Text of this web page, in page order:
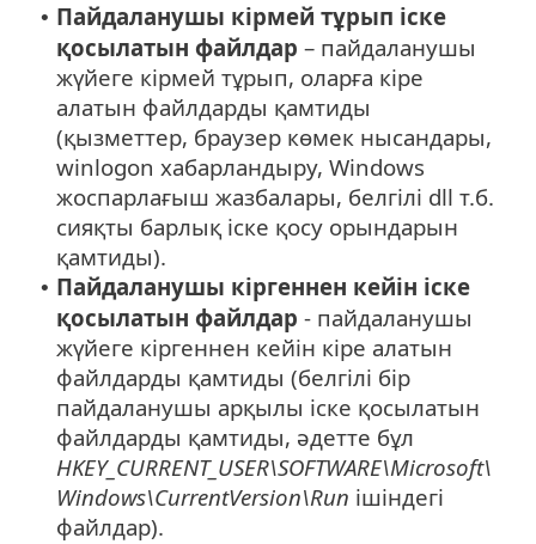
• Пайдаланушы кірмей тұрып іске
қосылатын файлдар – пайдаланушы
жүйеге кірмей тұрып, оларға кіре
алатын файлдарды қамтиды
(қызметтер, браузер көмек нысандары,
winlogon хабарландыру, Windows
жоспарлағыш жазбалары, белгілі dll т.б.
сияқты барлық іске қосу орындарын
қамтиды).
• Пайдаланушы кіргеннен кейін іске
қосылатын файлдар - пайдаланушы
жүйеге кіргеннен кейін кіре алатын
файлдарды қамтиды (белгілі бір
пайдаланушы арқылы іске қосылатын
файлдарды қамтиды, әдетте бұл
HKEY_CURRENT_USER\SOFTWARE\Microsoft\
Windows\CurrentVersion\Run ішіндегі
файлдар).